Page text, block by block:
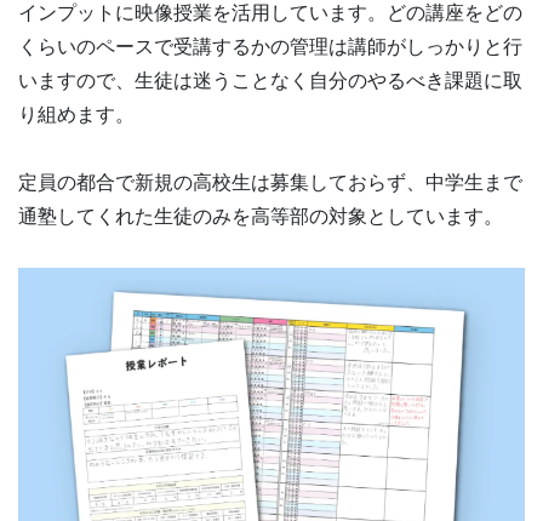
インプットに映像授業を活用しています。どの講座をどの
くらいのペースで受講するかの管理は講師がしっかりと行
いますので、生徒は迷うことなく自分のやるべき課題に取
り組めます。
定員の都合で新規の高校生は募集しておらず、中学生まで
通塾してくれた生徒のみを高等部の対象としています。